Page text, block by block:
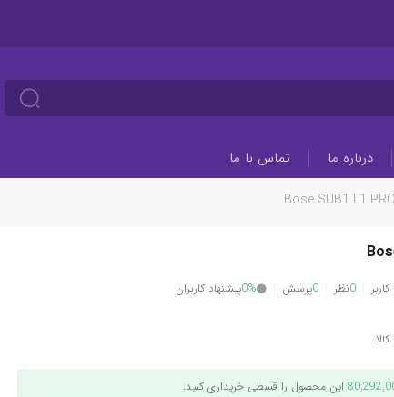
درباره ما تماس با ما
Bose SUB1 L1
0نظر 0پرسش 0%پیشنهاد کاربران
این محصول را قسطی خریداری کنید.